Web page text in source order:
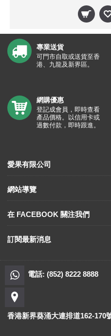
專業送貨
可門市自取或送貨至香
港、九龍及新界區。
網購優惠
登記成會員，即時查看
產品價格。以信用卡或
過數付款，即時跟進。
愛果有限公司
網站導覽
在 FACEBOOK 關注我們
訂閱最新消息
電話: (852) 8222 8888
香港新界葵涌大連排道162-170